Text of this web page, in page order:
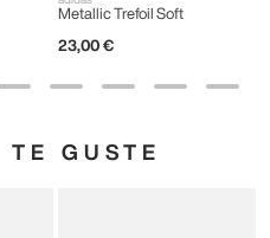
Metallic Trefoil Soft
23,00 €
GUSTE